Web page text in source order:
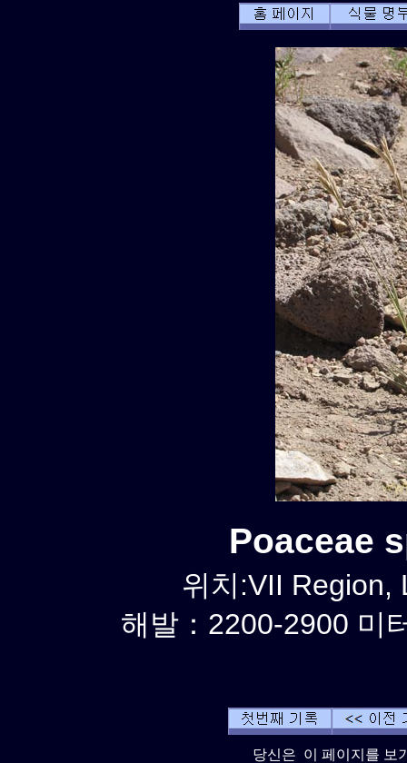
Poaceae
위치:VII Region,
해발：2200-2900 미
당신은 이 페이지를 보